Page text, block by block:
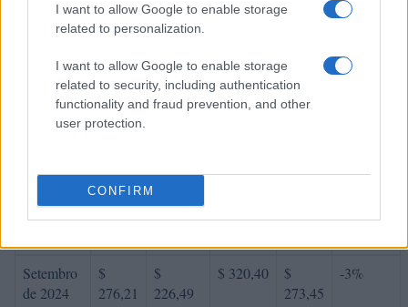
I want to allow Google to enable storage
related to personalization.
I want to allow Google to enable storage
related to security, including authentication
functionality and fraud prevention, and other
user protection.
CONFIRM
275,13
250,36
283,38
272,37
228,79
258,76
Junho de
$
299,61
$
$ 320,59
$
2024
263,66
232,02
271,57
Agosto de
$
$
$ 298,99
$
8%
Setembro
de 2024
$
276,21
$
226,49
$ 320,40
$
273,45
-3%